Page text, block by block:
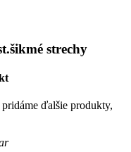
strechy
ďalšie produkty,